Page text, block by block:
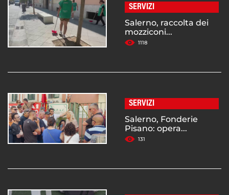
SERVIZI
Salerno, raccolta dei
mozziconi...
1118
SERVIZI
Salerno, Fonderie
Pisano: opera...
131